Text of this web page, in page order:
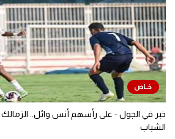
خبر في الجول - على رأسهم أنس وائل.. الزمالك
الشباب